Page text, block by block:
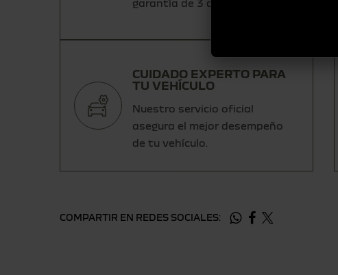
garantía de 3 años.
CUIDADO EXPERTO PARA
TU VEHÍCULO
Nuestro servicio oficial
asegura el mejor desempeño
de tu vehículo.
COMPARTIR EN REDES SOCIALES: